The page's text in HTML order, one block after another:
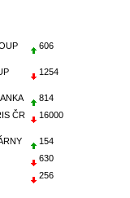
606
1254
814
ČR
16000
154
630
256